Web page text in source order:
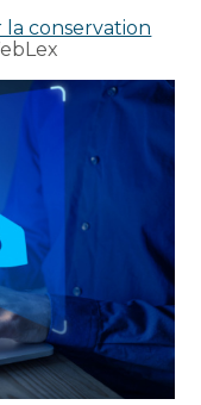
la conservation